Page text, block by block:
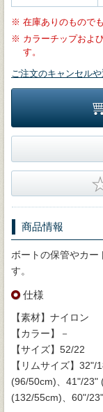
※ 在庫ありのもので
※ カラーチップおよ
す。
ご注文のキャンセル
商品情報
ボートの保管やカー
す。
仕様
【素材】ナイロン
【カラー】－
【サイズ】52/22
【リムサイズ】
(96/50cm)、41"/23"
(132/55cm)、60"/